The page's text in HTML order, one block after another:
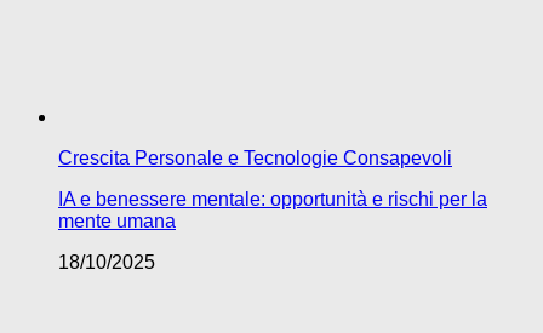
Crescita Personale e Tecnologie Consapevoli
IA e benessere mentale: opportunità e rischi per la
mente umana
18/10/2025